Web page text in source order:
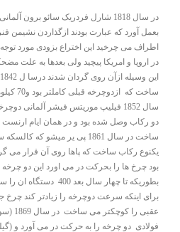
در سال 1818 شارل فردریک سائو برون
بعمل آورد که عبارت بودند ازگذاردن نشیمن
اطراف می چرخید این اختراع بزودی مورد
در اروپا و امریکا پیچید ولی بعدها به علت
ساخت که
سال 1852 فیلیپ موریتس فیشر
دو رکاب وصل شده بود و در همان ایام
ساخت در سال 1861 پی یر میشو
یکنوع رکاب ساخت که پاها روی آن قرار
بود چرخ ها را بحرکت در می اورد این دو
بطوریکه تا چهار سال
برای اینکه سرعت دوچرخه را زیادتر کند
عقبی
فولادی دو چرخه را به حرکت در می آورد و